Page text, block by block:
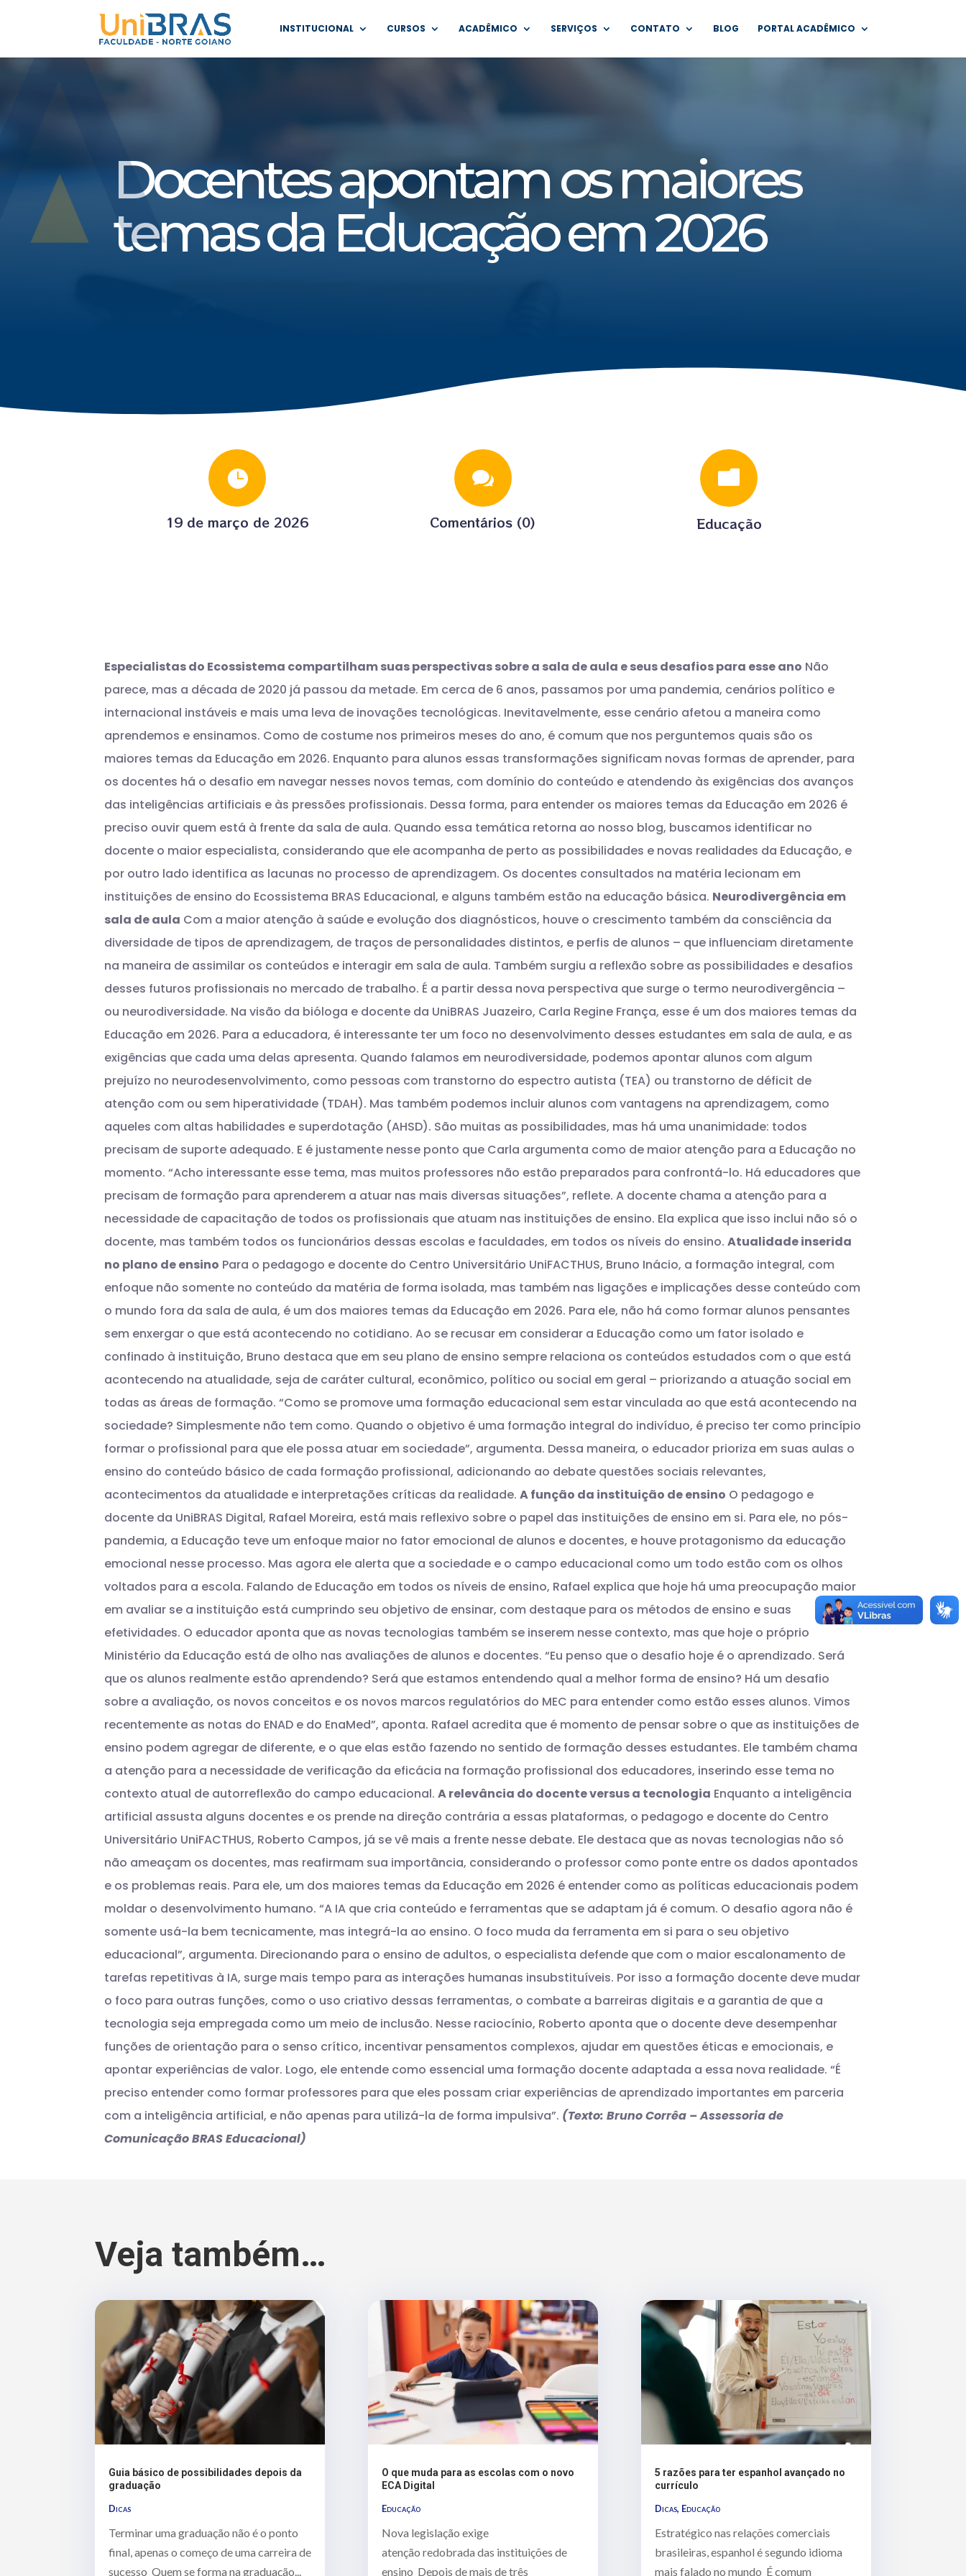
INSTITUCIONAL CURSOS ACADÊMICO SERVIÇOS CONTATO BLOG PORTAL ACADÊMICO
Docentes apontam os maiores
temas da Educação em 2026

19 de março de 2026

Comentários (0)

Educação
Especialistas do Ecossistema compartilham suas perspectivas sobre a sala de aula e seus desafios para esse ano Não
parece, mas a década de 2020 já passou da metade. Em cerca de 6 anos, passamos por uma pandemia, cenários político e
internacional instáveis e mais uma leva de inovações tecnológicas. Inevitavelmente, esse cenário afetou a maneira como
aprendemos e ensinamos. Como de costume nos primeiros meses do ano, é comum que nos perguntemos quais são os
maiores temas da Educação em 2026. Enquanto para alunos essas transformações significam novas formas de aprender, para
os docentes há o desafio em navegar nesses novos temas, com domínio do conteúdo e atendendo às exigências dos avanços
das inteligências artificiais e às pressões profissionais. Dessa forma, para entender os maiores temas da Educação em 2026 é
preciso ouvir quem está à frente da sala de aula. Quando essa temática retorna ao nosso blog, buscamos identificar no
docente o maior especialista, considerando que ele acompanha de perto as possibilidades e novas realidades da Educação, e
por outro lado identifica as lacunas no processo de aprendizagem. Os docentes consultados na matéria lecionam em
instituições de ensino do Ecossistema BRAS Educacional, e alguns também estão na educação básica. Neurodivergência em
sala de aula Com a maior atenção à saúde e evolução dos diagnósticos, houve o crescimento também da consciência da
diversidade de tipos de aprendizagem, de traços de personalidades distintos, e perfis de alunos – que influenciam diretamente
na maneira de assimilar os conteúdos e interagir em sala de aula. Também surgiu a reflexão sobre as possibilidades e desafios
desses futuros profissionais no mercado de trabalho. É a partir dessa nova perspectiva que surge o termo neurodivergência –
ou neurodiversidade. Na visão da bióloga e docente da UniBRAS Juazeiro, Carla Regine França, esse é um dos maiores temas da
Educação em 2026. Para a educadora, é interessante ter um foco no desenvolvimento desses estudantes em sala de aula, e as
exigências que cada uma delas apresenta. Quando falamos em neurodiversidade, podemos apontar alunos com algum
prejuízo no neurodesenvolvimento, como pessoas com transtorno do espectro autista (TEA) ou transtorno de déficit de
atenção com ou sem hiperatividade (TDAH). Mas também podemos incluir alunos com vantagens na aprendizagem, como
aqueles com altas habilidades e superdotação (AHSD). São muitas as possibilidades, mas há uma unanimidade: todos
precisam de suporte adequado. E é justamente nesse ponto que Carla argumenta como de maior atenção para a Educação no
momento. “Acho interessante esse tema, mas muitos professores não estão preparados para confrontá-lo. Há educadores que
precisam de formação para aprenderem a atuar nas mais diversas situações”, reflete. A docente chama a atenção para a
necessidade de capacitação de todos os profissionais que atuam nas instituições de ensino. Ela explica que isso inclui não só o
docente, mas também todos os funcionários dessas escolas e faculdades, em todos os níveis do ensino.Atualidade inserida
no plano de ensino Para o pedagogo e docente do Centro Universitário UniFACTHUS, Bruno Inácio, a formação integral, com
enfoque não somente no conteúdo da matéria de forma isolada, mas também nas ligações e implicações desse conteúdo com
o mundo fora da sala de aula, é um dos maiores temas da Educação em 2026. Para ele, não há como formar alunos pensantes
sem enxergar o que está acontecendo no cotidiano. Ao se recusar em considerar a Educação como um fator isolado e
confinado à instituição, Bruno destaca que em seu plano de ensino sempre relaciona os conteúdos estudados com o que está
acontecendo na atualidade, seja de caráter cultural, econômico, político ou social em geral – priorizando a atuação social em
todas as áreas de formação. “Como se promove uma formação educacional sem estar vinculada ao que está acontecendo na
sociedade? Simplesmente não tem como. Quando o objetivo é uma formação integral do indivíduo, é preciso ter como princípio
formar o profissional para que ele possa atuar em sociedade”, argumenta. Dessa maneira, o educador prioriza em suas aulas o
ensino do conteúdo básico de cada formação profissional, adicionando ao debate questões sociais relevantes,
acontecimentos da atualidade e interpretações críticas da realidade.A função da instituição de ensino O pedagogo e
docente da UniBRAS Digital, Rafael Moreira, está mais reflexivo sobre o papel das instituições de ensino em si. Para ele, no pós-
pandemia, a Educação teve um enfoque maior no fator emocional de alunos e docentes, e houve protagonismo da educação
emocional nesse processo. Mas agora ele alerta que a sociedade e o campo educacional como um todo estão com os olhos
voltados para a escola. Falando de Educação em todos os níveis de ensino, Rafael explica que hoje há uma preocupação maior
em avaliar se a instituição está cumprindo seu objetivo de ensinar, com destaque para os métodos de ensino e suas
efetividades. O educador aponta que as novas tecnologias também se inserem nesse contexto, mas que hoje o próprio
Ministério da Educação está de olho nas avaliações de alunos e docentes. “Eu penso que o desafio hoje é o aprendizado. Será
que os alunos realmente estão aprendendo? Será que estamos entendendo qual a melhor forma de ensino? Há um desafio
sobre a avaliação, os novos conceitos e os novos marcos regulatórios do MEC para entender como estão esses alunos. Vimos
recentemente as notas do ENAD e do EnaMed”, aponta. Rafael acredita que é momento de pensar sobre o que as instituições de
ensino podem agregar de diferente, e o que elas estão fazendo no sentido de formação desses estudantes. Ele também chama
a atenção para a necessidade de verificação da eficácia na formação profissional dos educadores, inserindo esse tema no
contexto atual de autorreflexão do campo educacional.A relevância do docente versus a tecnologia Enquanto a inteligência
artificial assusta alguns docentes e os prende na direção contrária a essas plataformas, o pedagogo e docente do Centro
Universitário UniFACTHUS, Roberto Campos, já se vê mais a frente nesse debate. Ele destaca que as novas tecnologias não só
não ameaçam os docentes, mas reafirmam sua importância, considerando o professor como ponte entre os dados apontados
e os problemas reais. Para ele, um dos maiores temas da Educação em 2026 é entender como as políticas educacionais podem
moldar o desenvolvimento humano. “A IA que cria conteúdo e ferramentas que se adaptam já é comum. O desafio agora não é
somente usá-la bem tecnicamente, mas integrá-la ao ensino. O foco muda da ferramenta em si para o seu objetivo
educacional”, argumenta. Direcionando para o ensino de adultos, o especialista defende que com o maior escalonamento de
tarefas repetitivas à IA, surge mais tempo para as interações humanas insubstituíveis. Por isso a formação docente deve mudar
o foco para outras funções, como o uso criativo dessas ferramentas, o combate a barreiras digitais e a garantia de que a
tecnologia seja empregada como um meio de inclusão. Nesse raciocínio, Roberto aponta que o docente deve desempenhar
funções de orientação para o senso crítico, incentivar pensamentos complexos, ajudar em questões éticas e emocionais, e
apontar experiências de valor. Logo, ele entende como essencial uma formação docente adaptada a essa nova realidade. “É
preciso entender como formar professores para que eles possam criar experiências de aprendizado importantes em parceria
com a inteligência artificial, e não apenas para utilizá-la de forma impulsiva”. (Texto: Bruno Corrêa – Assessoria de
Comunicação BRAS Educacional)
Veja também…
Guia básico de possibilidades depois da
graduação
Dicas
Terminar uma graduação não é o ponto
final, apenas o começo de uma carreira de
sucesso Quem se forma na graduação...
O que muda para as escolas com o novo
ECA Digital
Educação
Nova legislação exige
atenção redobrada das instituições de
ensino Depois de mais de três
5 razões para ter espanhol avançado no
currículo
Dicas, Educação
Estratégico nas relações comerciais
brasileiras, espanhol é segundo idioma
mais falado no mundo É comum